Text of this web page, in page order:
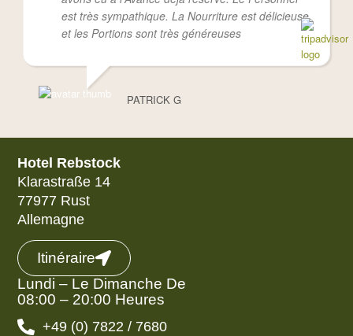
est très sympathique. La Nourriture est délicieuse
et les Portions sont très généreuses
PATRICK G
Hotel Rebstock
Klarastraße 14
77977 Rust
Allemagne
Itinéraire
Lundi – Le Dimanche De
08:00 – 20:00 Heures
+49 (0) 7822 / 7680